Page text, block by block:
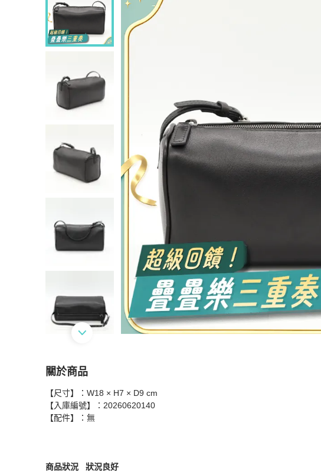
關於商品
關於THE ROW 黑色 羊皮 鉛筆包
【尺寸】：W18 × H7 × D9 cm
【入庫編號】：20260620140
【配件】：無
商品狀況
The Row 女包商品狀態與細節
狀況良好